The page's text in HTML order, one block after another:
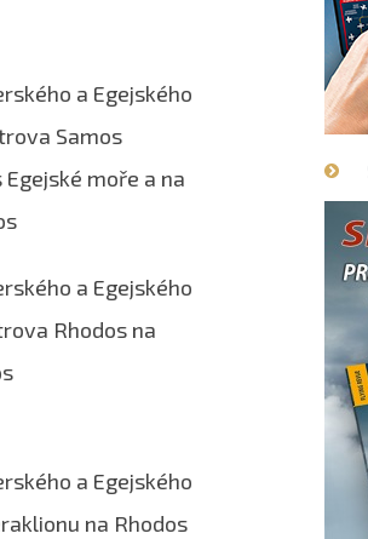
a Egejského
Samos
moře a na
a Egejského
Rhodos na
a Egejského
na Rhodos